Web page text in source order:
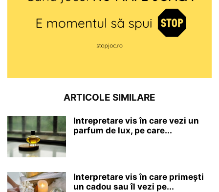
ARTICOLE SIMILARE
Intrepretare vis în care vezi un
parfum de lux, pe care...
Interpretare vis în care primești
un cadou sau îl vezi pe...